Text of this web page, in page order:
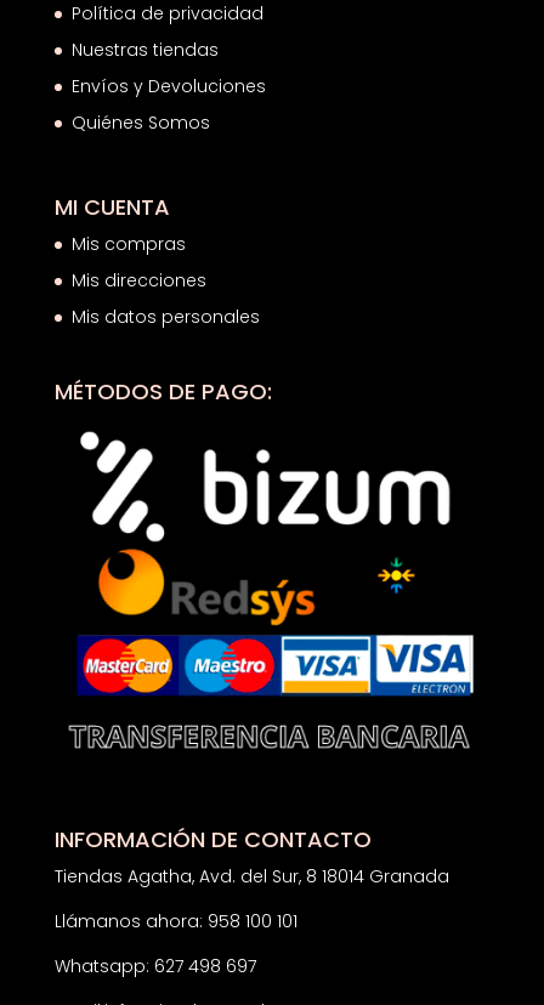
Política de privacidad
Nuestras tiendas
Envíos y Devoluciones
Quiénes Somos
MI CUENTA
Mis compras
Mis direcciones
Mis datos personales
MÉTODOS DE PAGO:
INFORMACIÓN DE CONTACTO
Tiendas Agatha, Avd. del Sur, 8 18014 Granada
Llámanos ahora: 958 100 101
Whatsapp: 627 498 697